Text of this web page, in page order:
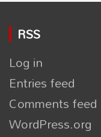
RSS
Log in
Entries feed
Comments feed
WordPress.org